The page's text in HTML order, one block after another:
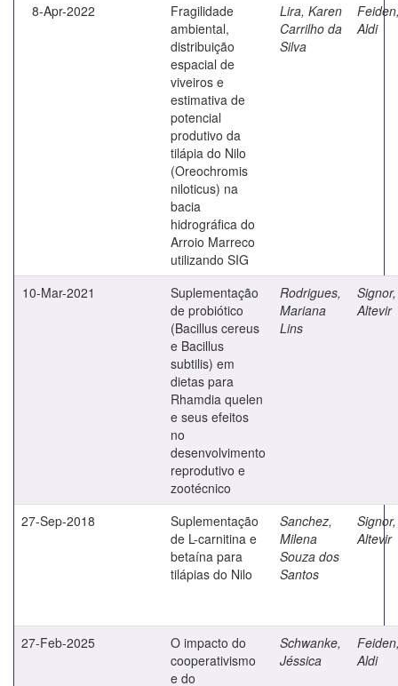
8-Apr-2022
Fragilidade
ambiental,
distribuição
espacial de
viveiros e
estimativa de
potencial
produtivo da
tilápia do Nilo
(Oreochromis
niloticus) na
bacia
hidrográfica do
Arroio Marreco
utilizando SIG
Lira, Karen
Carrilho da
Silva
Aldi
10-Mar-2021
Suplementação
de probiótico
(Bacillus cereus
e Bacillus
subtilis) em
dietas para
Rhamdia quelen
e seus efeitos
no
desenvolvimento
reprodutivo e
zootécnico
Rodrigues,
Mariana
Lins
Signor,
Altevir
27-Sep-2018
Suplementação
de L-carnitina e
betaína para
tilápias do Nilo
Sanchez,
Milena
Souza dos
Santos
Signor,
Altevir
27-Feb-2025
O impacto do
cooperativismo
e do
Schwanke,
Jéssica
Aldi